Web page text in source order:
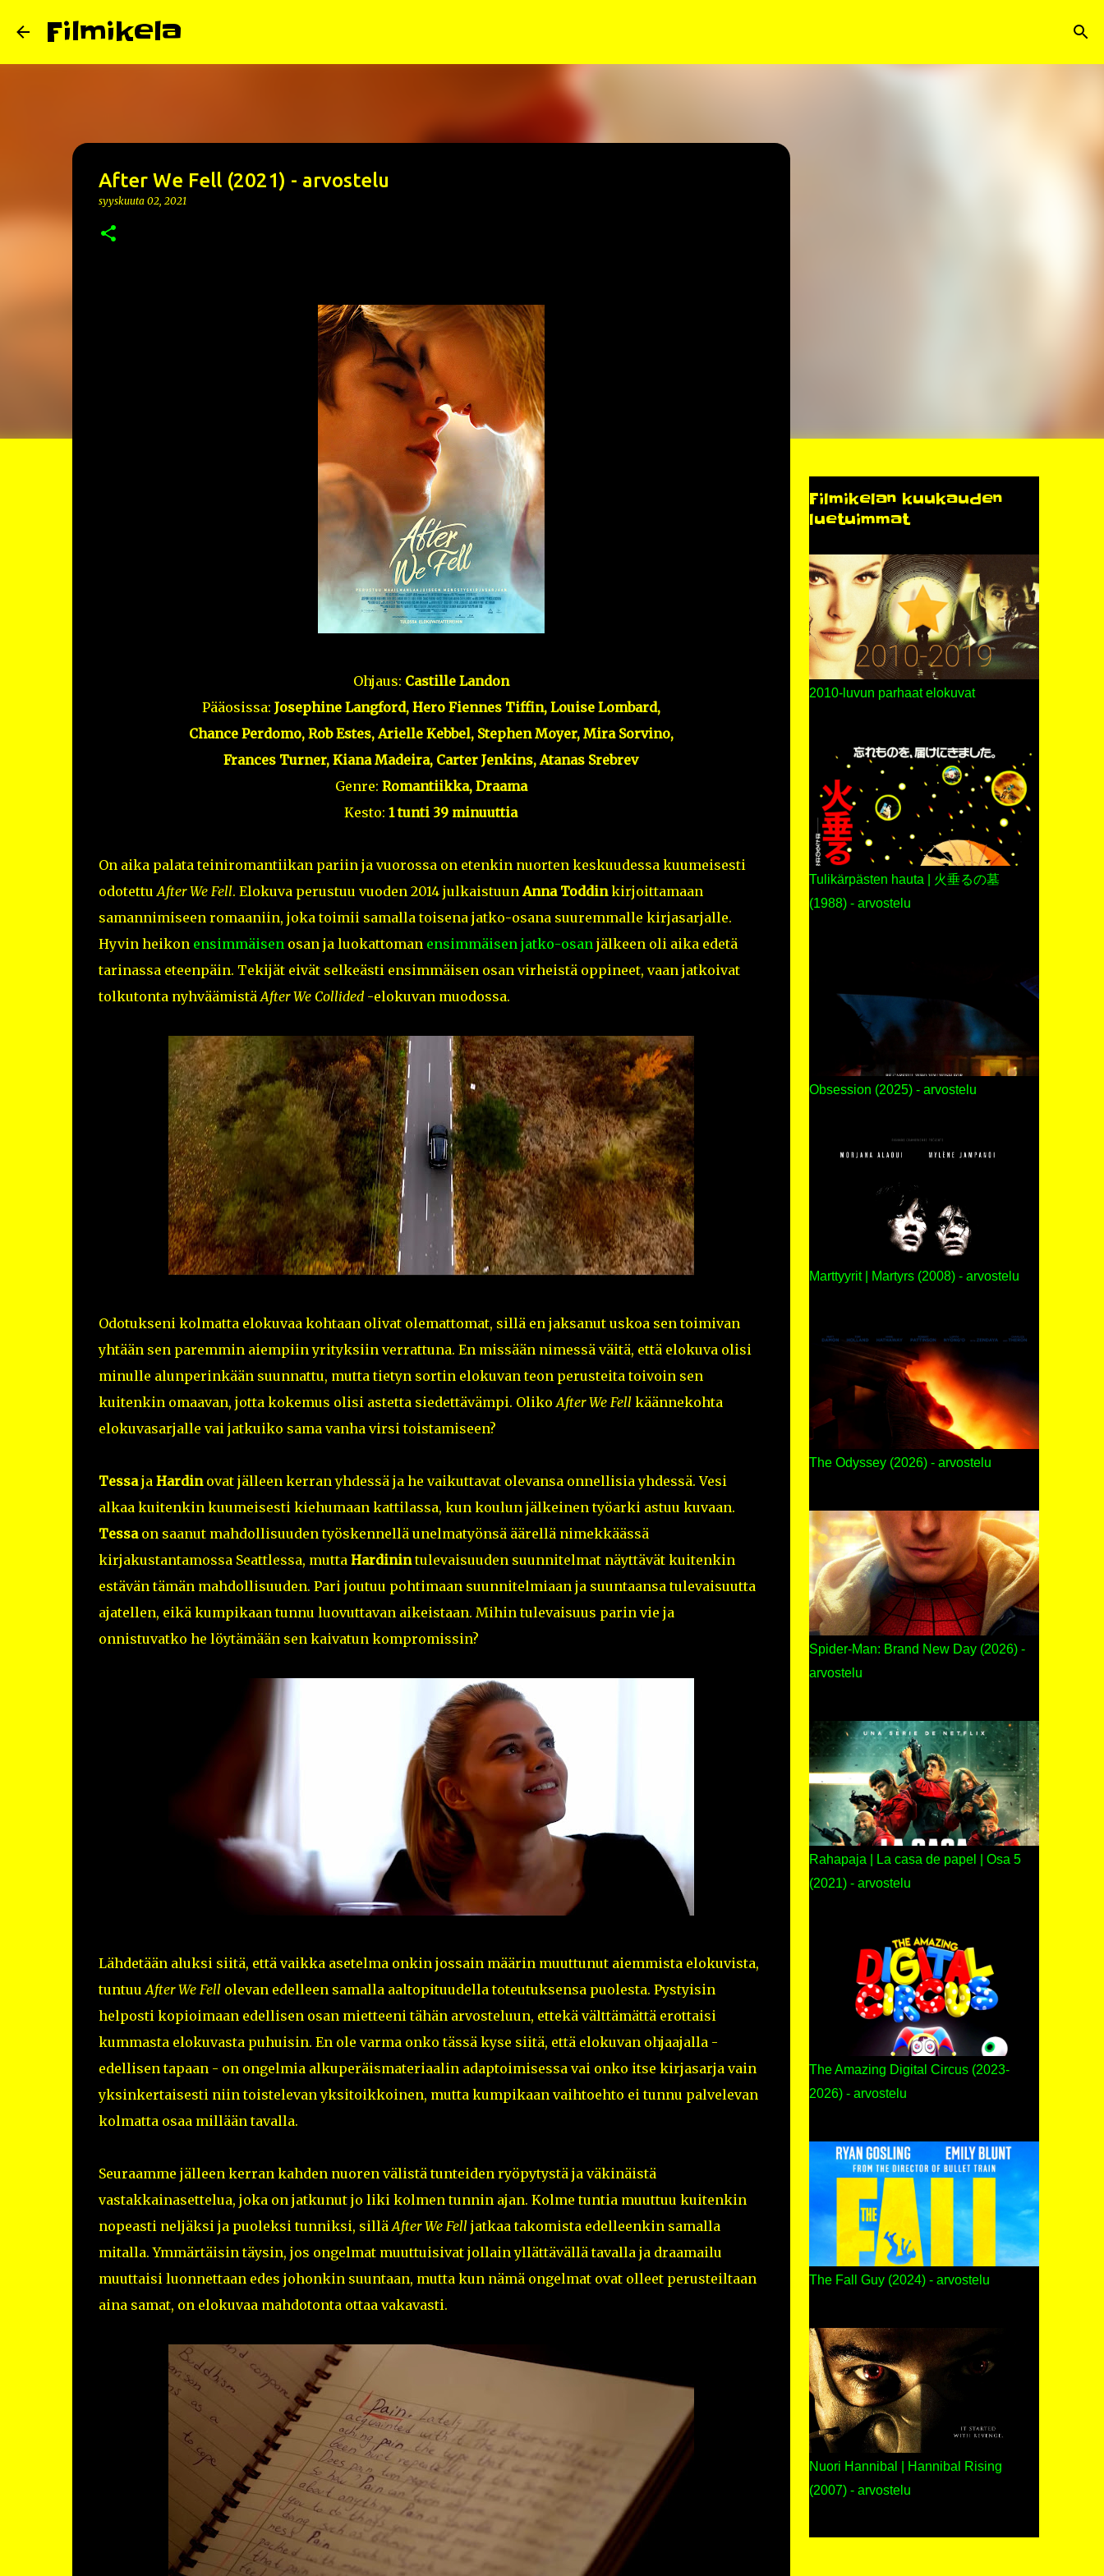
Filmikela
After We Fell (2021) - arvostelu
syyskuuta 02, 2021
Ohjaus: Castille Landon
Pääosissa: Josephine Langford, Hero Fiennes Tiffin, Louise Lombard,
Chance Perdomo, Rob Estes, Arielle Kebbel, Stephen Moyer, Mira Sorvino,
Frances Turner, Kiana Madeira, Carter Jenkins, Atanas Srebrev
Genre: Romantiikka, Draama
Kesto: 1 tunti 39 minuuttia
On aika palata teiniromantiikan pariin ja vuorossa on etenkin nuorten keskuudessa kuumeisesti
odotettuAfter We Fell. Elokuva perustuu vuoden 2014 julkaistuunAnna Toddinkirjoittamaan
samannimiseen romaaniin, joka toimii samalla toisena jatko-osana suuremmalle kirjasarjalle.
Hyvin heikon ensimmäisenosan ja luokattoman ensimmäisen jatko-osanjälkeen oli aika edetä
tarinassa eteenpäin. Tekijät eivät selkeästi ensimmäisen osan virheistä oppineet, vaan jatkoivat
tolkutonta nyhväämistäAfter We Collided-elokuvan muodossa.
Odotukseni kolmatta elokuvaa kohtaan olivat olemattomat, sillä en jaksanut uskoa sen toimivan
yhtään sen paremmin aiempiin yrityksiin verrattuna. En missään nimessä väitä, että elokuva olisi
minulle alunperinkään suunnattu, mutta tietyn sortin elokuvan teon perusteita toivoin sen
kuitenkin omaavan, jotta kokemus olisi astetta siedettävämpi. OlikoAfter We Fellkäännekohta
elokuvasarjalle vai jatkuiko sama vanha virsi toistamiseen?
Tessaja Hardinovat jälleen kerran yhdessä ja he vaikuttavat olevansa onnellisia yhdessä. Vesi
alkaa kuitenkin kuumeisesti kiehumaan kattilassa, kun koulun jälkeinen työarki astuu kuvaan.
Tessaon saanut mahdollisuuden työskennellä unelmatyönsä äärellä nimekkäässä
kirjakustantamossa Seattlessa, mutta Hardinintulevaisuuden suunnitelmat näyttävät kuitenkin
estävän tämän mahdollisuuden. Pari joutuu pohtimaan suunnitelmiaan ja suuntaansa tulevaisuutta
ajatellen, eikä kumpikaan tunnu luovuttavan aikeistaan. Mihin tulevaisuus parin vie ja
onnistuvatko he löytämään sen kaivatun kompromissin?
Lähdetään aluksi siitä, että vaikka asetelma onkin jossain määrin muuttunut aiemmista elokuvista,
tuntuuAfter We Fellolevan edelleen samalla aaltopituudella toteutuksensa puolesta. Pystyisin
helposti kopioimaan edellisen osan mietteeni tähän arvosteluun, ettekä välttämättä erottaisi
kummasta elokuvasta puhuisin. En ole varma onko tässä kyse siitä, että elokuvan ohjaajalla -
edellisen tapaan - on ongelmia alkuperäismateriaalin adaptoimisessa vai onko itse kirjasarja vain
yksinkertaisesti niin toistelevan yksitoikkoinen, mutta kumpikaan vaihtoehto ei tunnu palvelevan
kolmatta osaa millään tavalla.
Seuraamme jälleen kerran kahden nuoren välistä tunteiden ryöpytystä ja väkinäistä
vastakkainasettelua, joka on jatkunut jo liki kolmen tunnin ajan. Kolme tuntia muuttuu kuitenkin
nopeasti neljäksi ja puoleksi tunniksi, silläAfter We Felljatkaa takomista edelleenkin samalla
mitalla. Ymmärtäisin täysin, jos ongelmat muuttuisivat jollain yllättävällä tavalla ja draamailu
muuttaisi luonnettaan edes johonkin suuntaan, mutta kun nämä ongelmat ovat olleet perusteiltaan
aina samat, on elokuvaa mahdotonta ottaa vakavasti.
Filmikelan kuukauden
luetuimmat
2010-luvun parhaat elokuvat
Tulikärpästen hauta | 火垂るの墓
(1988) - arvostelu
Obsession (2025) - arvostelu
Marttyyrit | Martyrs (2008) - arvostelu
The Odyssey (2026) - arvostelu
Spider-Man: Brand New Day (2026) -
arvostelu
Rahapaja | La casa de papel | Osa 5
(2021) - arvostelu
The Amazing Digital Circus (2023-
2026) - arvostelu
The Fall Guy (2024) - arvostelu
Nuori Hannibal | Hannibal Rising
(2007) - arvostelu